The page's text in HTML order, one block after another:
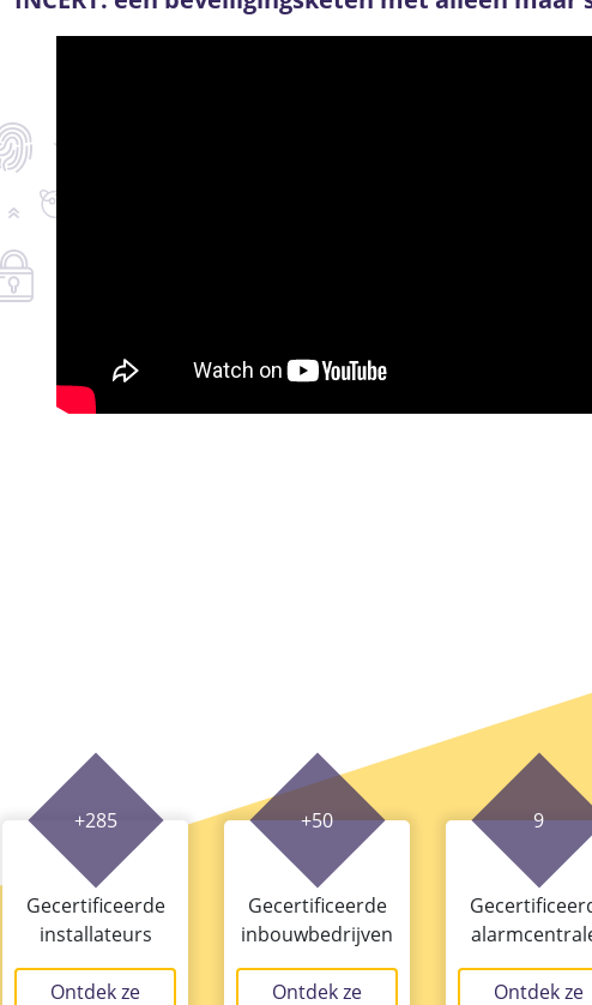
+285
Gecertificeerde
installateurs
Ontdek ze
+50
Gecertificeerde
inbouwbedrijven
Ontdek ze
9
Ontdek ze